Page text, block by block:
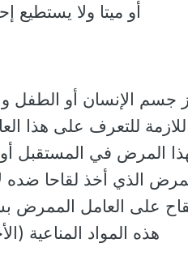
أو ميتا ولا
جسم الإنسان أو الطفل
اللازمة للتعرف على
المرض في المستقبل
الذي أخذ لقاحا ضده
على العامل
هذه المواد المناعية